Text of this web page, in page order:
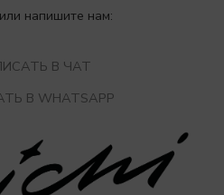
напишите нам:
В ЧАТ
В WHATSAPP